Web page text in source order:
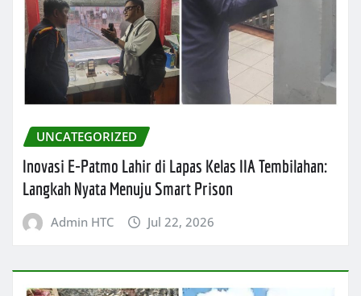
UNCATEGORIZED
Inovasi E-Patmo Lahir di Lapas Kelas IIA Tembilahan:
Langkah Nyata Menuju Smart Prison
Admin HTC Jul 22, 2026